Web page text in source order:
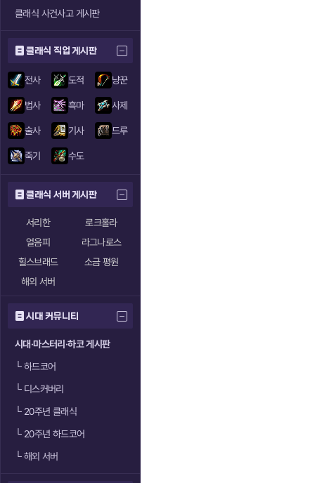
클래식 사건사고 게시판
클래식 직업 게시판
전사 도적 냥꾼
법사 흑마 사제
술사 기사 드루
죽기 수도
클래식 서버 게시판
서리한
로크홀라
얼음피
라그나로스
힐스브래드
소금 평원
해외 서버
시대 커뮤니티
시대·마스터리·하코 게시판
└하드코어
└디스커버리
└20주년 클래식
└20주년 하드코어
└해외 서버